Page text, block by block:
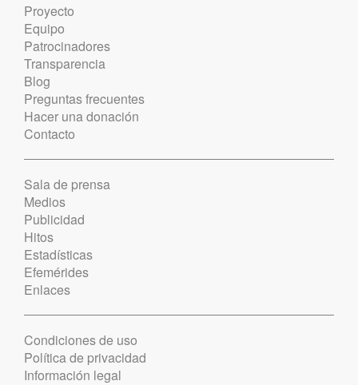
Proyecto
Equipo
Patrocinadores
Transparencia
Blog
Preguntas frecuentes
Hacer una donación
Contacto
Sala de prensa
Medios
Publicidad
Hitos
Estadísticas
Efemérides
Enlaces
Condiciones de uso
Política de privacidad
Información legal